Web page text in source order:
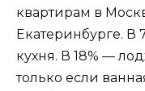
квартирам в
Екатеринбурге.
кухня. В 18% —
только если